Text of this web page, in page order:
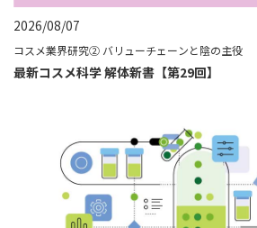
2026/08/07
コスメ業界研究② バリューチェーンと陰の主役
最新コスメ科学 解体新書【第29回】